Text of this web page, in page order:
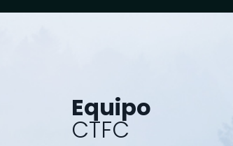
Equipo
CTFC